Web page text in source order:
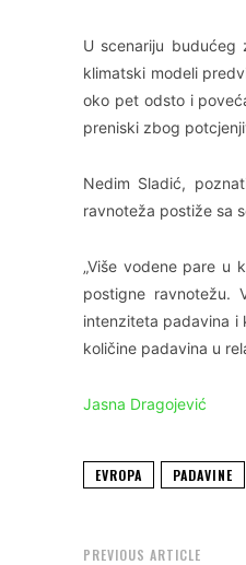
U scenariju budućeg
klimatski modeli
oko pet odsto i
preniski zbog
Nedim Sladić,
ravnoteža postiže sa
„Više vodene pare u
postigne ravnotežu.
intenziteta padavina i
količine padavina u
Jasna Dragojević
EVROPA PADAVINE
PREVIOUS ARTICLE